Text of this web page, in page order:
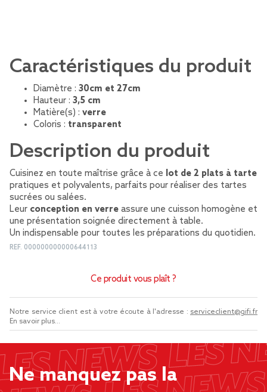
Caractéristiques du produit
Diamètre : 30cm et 27cm
Hauteur : 3,5 cm
Matière(s) : verre
Coloris : transparent
Description du produit
Cuisinez en toute maîtrise grâce à ce lot de 2 plats à tarte
pratiques et polyvalents, parfaits pour réaliser des tartes
sucrées ou salées.
Leur conception en verre assure une cuisson homogène et
une présentation soignée directement à table.
Un indispensable pour toutes les préparations du quotidien.
REF. 000000000000644113
Ce produit vous plaît ?
Notre service client est à votre écoute à l'adresse : serviceclient@gifi.fr
En savoir plus...
Ne manquez pas la